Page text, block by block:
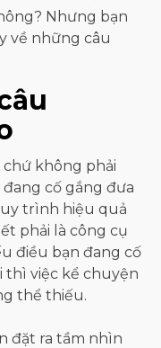
Nhưng bạn
về những câu
chứ không phải
đang cố gắng đưa
trình hiệu quả
phải là công cụ
điều bạn đang cố
thì việc kể chuyện
thể thiếu.
đặt ra tầm nhìn